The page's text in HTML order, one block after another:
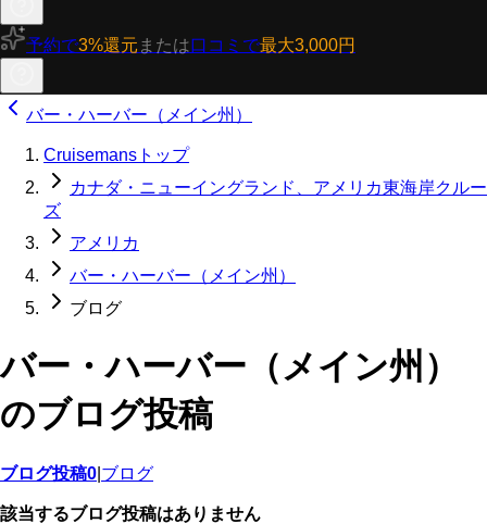
予約で3%還元 または口コミで最大3,000円
バー・ハーバー（メイン州）
Cruisemansトップ
カナダ・ニューイングランド、アメリカ東海岸クルー
ズ
アメリカ
バー・ハーバー（メイン州）
ブログ
バー・ハーバー（メイン州）
のブログ投稿
ブログ投稿0 ブログ
該当するブログ投稿はありません